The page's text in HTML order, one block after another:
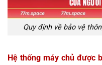
Quy định về bảo vệ
Hệ thống máy chủ được